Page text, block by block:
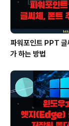
파워포인트 PPT 글
가 하는 방법